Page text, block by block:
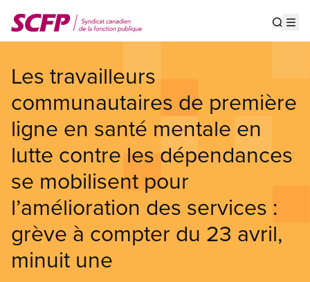
au
contenu
Les travailleurs
communautaires de première
ligne en santé mentale en
lutte contre les dépendances
se mobilisent pour
l’amélioration des services :
grève à compter du 23 avril,
minuit une